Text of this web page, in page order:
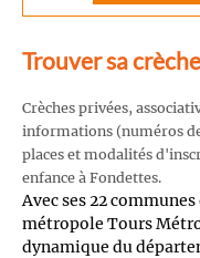
Trouver sa
Crèches privées,
informations (numéros
places et modalités
enfance à Fondettes.
Avec ses 22
métropole Tours
dynamique du